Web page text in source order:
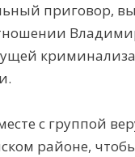
приговор,
с группой
районе,